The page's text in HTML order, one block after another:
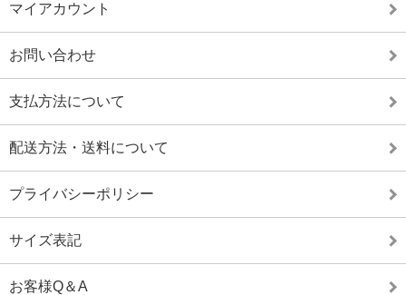
マイアカウント
お問い合わせ
支払方法について
配送方法・送料について
プライバシーポリシー
サイズ表記
お客様Q＆A